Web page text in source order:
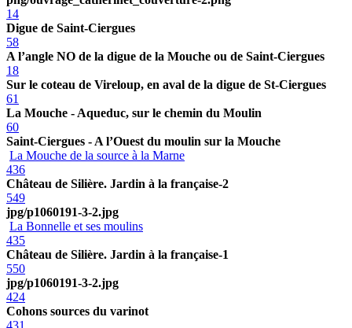
14
Digue de Saint-Ciergues
58
A l’angle NO de la digue de la Mouche ou de Saint-Ciergues
18
Sur le coteau de Vireloup, en aval de la digue de St-Ciergues
61
La Mouche - Aqueduc, sur le chemin du Moulin
60
Saint-Ciergues - A l’Ouest du moulin sur la Mouche
La Mouche de la source à la Marne
436
Château de Silière. Jardin à la française-2
549
jpg/p1060191-3-2.jpg
La Bonnelle et ses moulins
435
Château de Silière. Jardin à la française-1
550
jpg/p1060191-3-2.jpg
424
Cohons sources du varinot
431